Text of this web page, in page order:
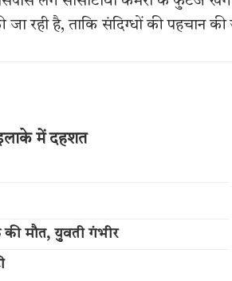
रही है, ताकि संदिग्धों की पहचान की
इलाके में दहशत
की मौत, युवती गंभीर